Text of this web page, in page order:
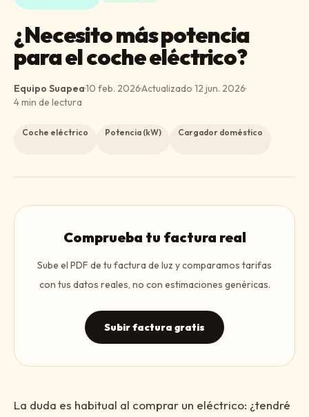
¿Necesito más potencia
para el coche eléctrico?
Equipo Suapea·10 feb. 2026·Actualizado 12 jun. 2026·
4min de lectura
Coche eléctrico Potencia (kW) Cargador doméstico
Comprueba tu factura real
Sube el PDF de tu factura de luz y comparamos tarifas
con tus datos reales, no con estimaciones genéricas.
Subir factura gratis
La duda es habitual al comprar un eléctrico: ¿tendré